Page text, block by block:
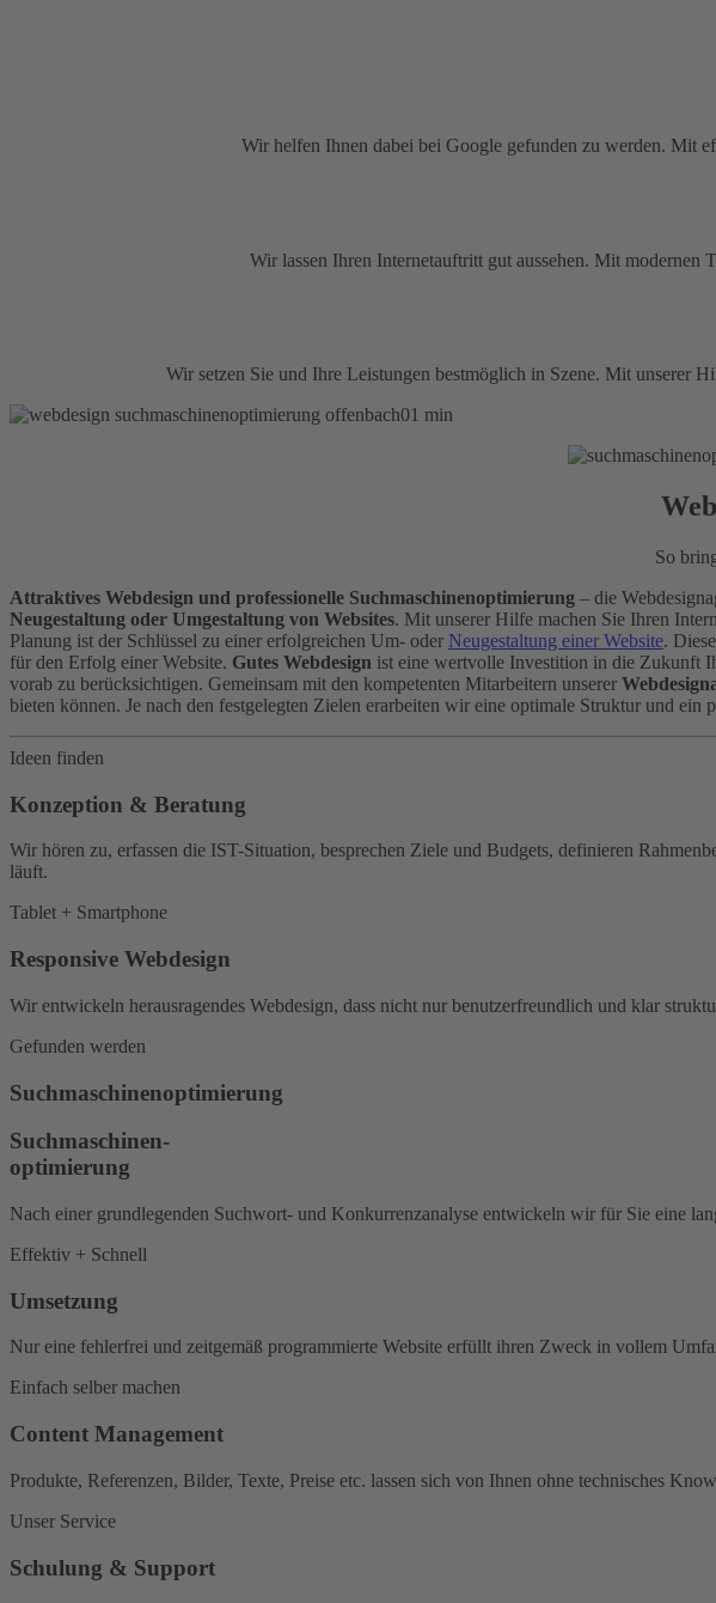
Wir helfen Ihnen dabei bei Google gefunden zu werden. Mit
Wir lassen Ihren Internetauftritt gut aussehen. Mit modernen
Wir setzen Sie und Ihre Leistungen bestmöglich in Szene. Mit unserer
So
Attraktives Webdesign und professionelle Suchmaschinenoptimierung – die
Neugestaltung oder Umgestaltung von Websites. Mit unserer Hilfe machen Sie Ihren
Planung ist der Schlüssel zu einer erfolgreichen Um- oder Neugestaltung einer Website.
für den Erfolg einer Website. Gutes Webdesign ist eine wertvolle Investition in die Zukunft
vorab zu berücksichtigen. Gemeinsam mit den kompetenten Mitarbeitern unserer
bieten können. Je nach den festgelegten Zielen erarbeiten wir eine optimale Struktur und
Ideen finden
Konzeption & Beratung
Wir hören zu, erfassen die IST-Situation, besprechen Ziele und Budgets, definieren
läuft.
Tablet + Smartphone
Responsive Webdesign
Wir entwickeln herausragendes Webdesign, dass nicht nur benutzerfreundlich und klar
Gefunden werden
Suchmaschinenoptimierung
Suchmaschinen-
optimierung
Nach einer grundlegenden Suchwort- und Konkurrenzanalyse entwickeln wir für Sie eine
Effektiv + Schnell
Umsetzung
Nur eine fehlerfrei und zeitgemäß programmierte Website erfüllt ihren Zweck in vollem
Einfach selber machen
Content Management
Produkte, Referenzen, Bilder, Texte, Preise etc. lassen sich von Ihnen ohne technisches
Unser Service
Schulung & Support